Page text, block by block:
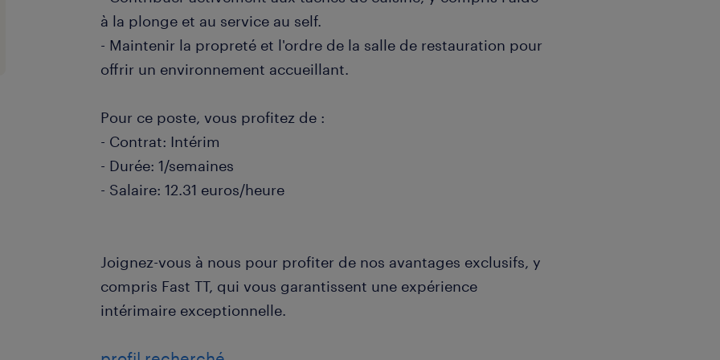
à la plonge et au service au self.
- Maintenir la propreté et l'ordre de la salle de restauration pour
offrir un environnement accueillant.
Pour ce poste, vous profitez de :
- Contrat: Intérim
- Durée: 1/semaines
- Salaire: 12.31 euros/heure
Joignez-vous à nous pour profiter de nos avantages exclusifs, y
compris Fast TT, qui vous garantissent une expérience
intérimaire exceptionnelle.